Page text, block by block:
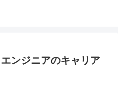
ンジニアのキャリア